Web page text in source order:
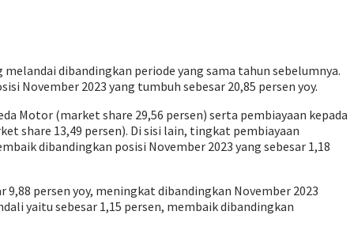
dibandingkan periode yang sama tahun sebelumnya.
November 2023 yang tumbuh sebesar 20,85 persen yoy.
Motor (market share 29,56 persen) serta pembiayaan kepada
share 13,49 persen). Di sisi lain, tingkat pembiayaan
dibandingkan posisi November 2023 yang sebesar 1,18
persen yoy, meningkat dibandingkan November 2023
yaitu sebesar 1,15 persen, membaik dibandingkan